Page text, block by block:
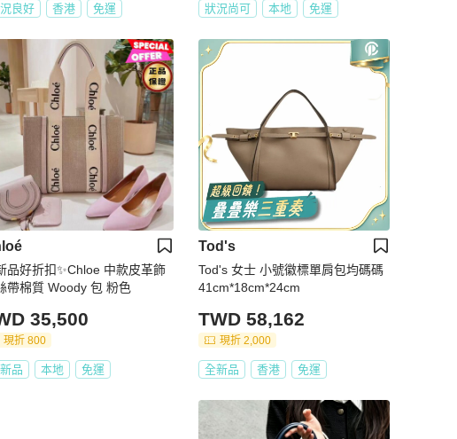
良好 香港 免運 狀況尚可 本地 免運
品好折扣✨Chloe 中款皮革飾
帶棉質 Woody 包 粉色
35,500
現折 800
品 本地 免運
Tod's
Tod's 女士 小號徽標單肩包均碼碼
41cm*18cm*24cm
TWD 58,162
現折 2,000
全新品 香港 免運